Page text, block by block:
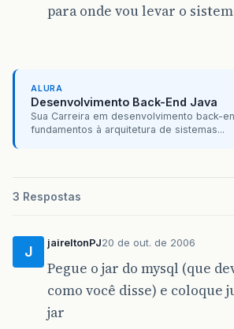
para onde vou levar o
ALURA
Desenvolvimento Back-End Java
Sua Carreira em desenvolvimento back-
fundamentos à arquitetura de sistemas...
3 Respostas
J
jaireltonPJ20 de out. de 2006
Pegue o jar do mysql (que
como você disse) e coloque
jar